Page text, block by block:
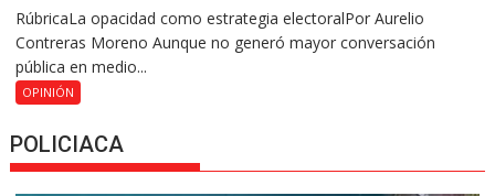
RúbricaLa opacidad como estrategia electoralPor Aurelio
Contreras Moreno Aunque no generó mayor conversación
pública en medio...
OPINIÓN
POLICIACA